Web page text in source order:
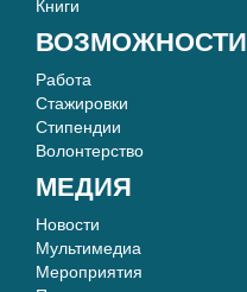
Книги
ВОЗМОЖНОСТИ
Работа
Стажировки
Стипендии
Волонтерство
МЕДИЯ
Новости
Мультимедиа
Мероприятия